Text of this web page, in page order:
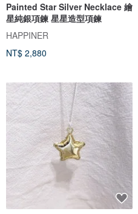
Painted Star Silver Necklace 繪
星純銀項鍊 星星造型項鍊
HAPPINER
NT$ 2,880